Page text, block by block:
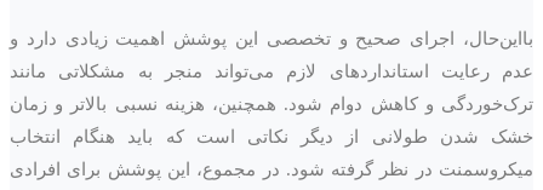
بااین‌حال، اجرای صحیح و تخصصی این پوشش اهمیت زیادی دارد و
عدم رعایت استانداردهای لازم می‌تواند منجر به مشکلاتی مانند
ترک‌خوردگی و کاهش دوام شود. همچنین، هزینه نسبی بالاتر و زمان
خشک شدن طولانی از دیگر نکاتی است که باید هنگام انتخاب
میکروسمنت در نظر گرفته شود. در مجموع، این پوشش برای افرادی